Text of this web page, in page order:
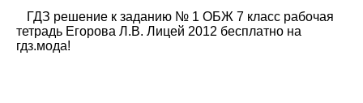
ГДЗ решение к заданию № 1 ОБЖ 7 класс рабочая
тетрадь Егорова Л.В. Лицей 2012 бесплатно на
гдз.мода!